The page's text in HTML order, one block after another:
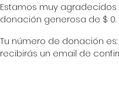
Estamos muy agradecidos
donación generosa de $ 0.
Tu número de donación es:
recibirás un email de